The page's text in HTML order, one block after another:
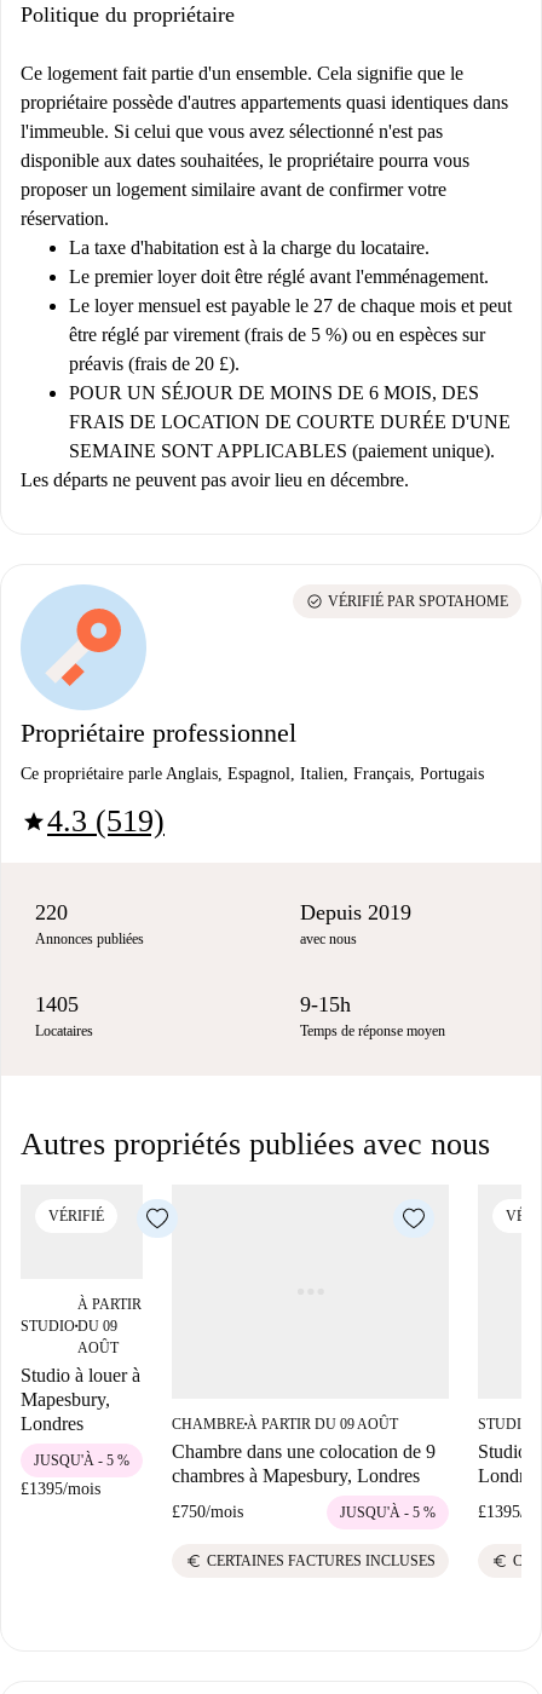
Politique du propriétaire
Ce logement fait partie d'un ensemble. Cela signifie que le
propriétaire possède d'autres appartements quasi identiques dans
l'immeuble. Si celui que vous avez sélectionné n'est pas
disponible aux dates souhaitées, le propriétaire pourra vous
proposer un logement similaire avant de confirmer votre
réservation.
La taxe d'habitation est à la charge du locataire.
Le premier loyer doit être réglé avant l'emménagement.
Le loyer mensuel est payable le 27 de chaque mois et peut
être réglé par virement (frais de 5 %) ou en espèces sur
préavis (frais de 20 £).
POUR UN SÉJOUR DE MOINS DE 6 MOIS, DES
FRAIS DE LOCATION DE COURTE DURÉE D'UNE
SEMAINE SONT APPLICABLES (paiement unique).
Les départs ne peuvent pas avoir lieu en décembre.
Propriétaire professionnel
Ce propriétaire parle Anglais, Espagnol, Italien, Français, Portugais
star4.3 (519)
check_circle VÉRIFIÉ PAR SPOTAHOME
220
Annonces publiées
Depuis 2019
avec nous
1405
Locataires
9-15h
Temps de réponse moyen
Autres propriétés publiées avec nous
VÉRIFIÉ
STUDIO■
À PARTIR
DU 09
AOÛT
Studio à louer à
Mapesbury,
Londres
£1395/mois
JUSQU'À - 5 %
CHAMBRE■À PARTIR DU 09 AOÛT
Chambre dans une colocation de 9
chambres à Mapesbury, Londres
£750/mois JUSQU'À - 5 %
euro CERTAINES FACTURES INCLUSES
STUDIO
Studio
Londres
£1395/
euro